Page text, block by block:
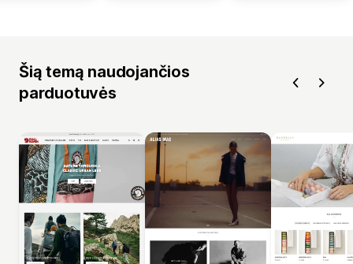
Šią temą naudojančios
parduotuvės